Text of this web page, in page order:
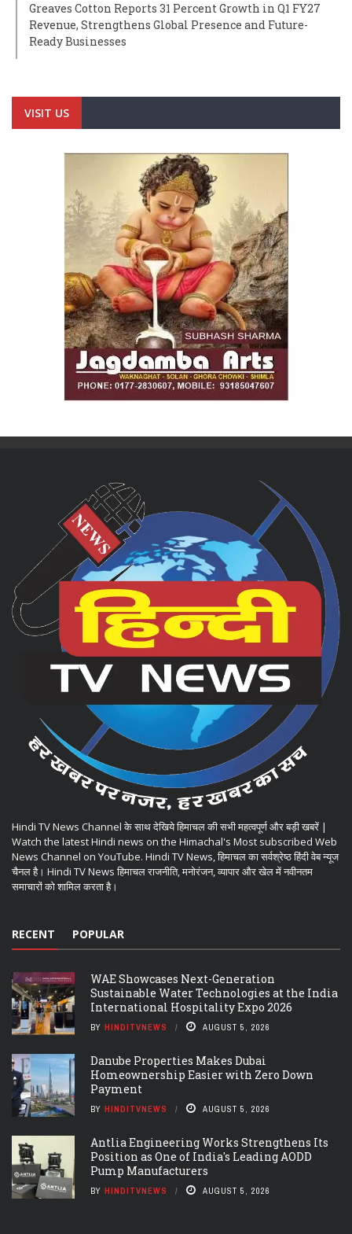
Greaves Cotton Reports 31 Percent Growth in Q1 FY27
Revenue, Strengthens Global Presence and Future-
Ready Businesses
VISIT US
Hindi TV News Channel के साथ देखिये हिमाचल की सभी महत्वपूर्ण और बड़ी खबरें |
Watch the latest Hindi news on the Himachal's Most subscribed Web
News Channel on YouTube. Hindi TV News, हिमाचल का सर्वश्रेष्ठ हिंदी वेब न्यूज
चैनल है। Hindi TV News हिमाचल राजनीति, मनोरंजन, व्यापार और खेल में नवीनतम
समाचारों को शामिल करता है।
RECENT POPULAR
WAE Showcases Next-Generation
Sustainable Water Technologies at the India
International Hospitality Expo 2026
BY HINDITVNEWS AUGUST 5, 2026
Danube Properties Makes Dubai
Homeownership Easier with Zero Down
Payment
BY HINDITVNEWS AUGUST 5, 2026
Antlia Engineering Works Strengthens Its
Position as One of India's Leading AODD
Pump Manufacturers
BY HINDITVNEWS AUGUST 5, 2026